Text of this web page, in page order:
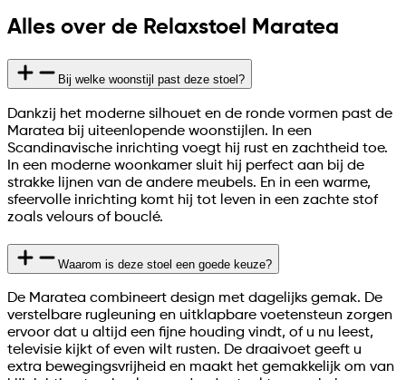
Alles over de Relaxstoel Maratea
Bij welke woonstijl past deze stoel?
Dankzij het moderne silhouet en de ronde vormen past de
Maratea bij uiteenlopende woonstijlen. In een
Scandinavische inrichting voegt hij rust en zachtheid toe.
In een moderne woonkamer sluit hij perfect aan bij de
strakke lijnen van de andere meubels. En in een warme,
sfeervolle inrichting komt hij tot leven in een zachte stof
zoals velours of bouclé.
Waarom is deze stoel een goede keuze?
De Maratea combineert design met dagelijks gemak. De
verstelbare rugleuning en uitklapbare voetensteun zorgen
ervoor dat u altijd een fijne houding vindt, of u nu leest,
televisie kijkt of even wilt rusten. De draaivoet geeft u
extra bewegingsvrijheid en maakt het gemakkelijk om van